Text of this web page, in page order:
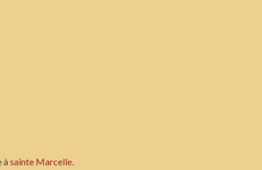
àsainte Marcelle.